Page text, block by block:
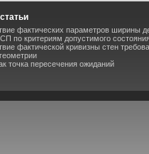
фактических параметров ширины
по критериям допустимого
фактической кривизны стен
точка пересечения ожиданий